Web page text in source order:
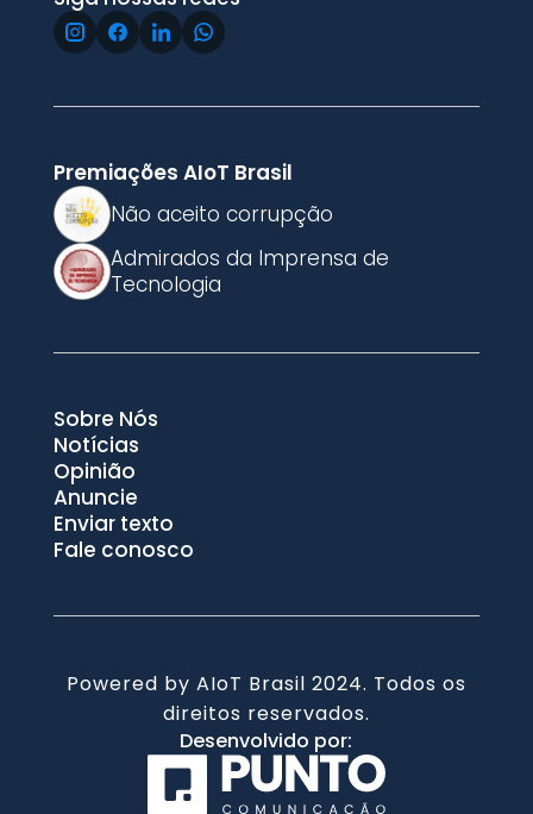
Premiações AIoT Brasil
Não aceito corrupção
Admirados da Imprensa de
Tecnologia
Sobre Nós
Notícias
Opinião
Anuncie
Enviar texto
Fale conosco
Powered by AIoT Brasil 2024. Todos os
direitos reservados.
Desenvolvido por: